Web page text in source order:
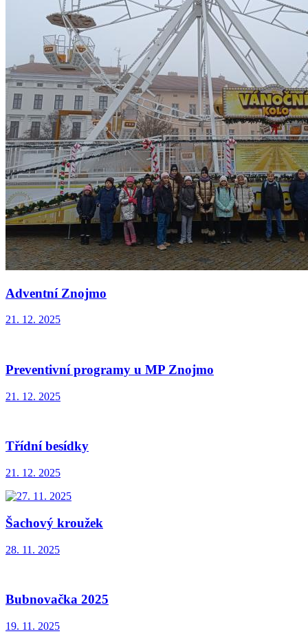
Adventní Znojmo
21. 12. 2025
Preventivní programy u MP Znojmo
21. 12. 2025
Třídní besídky
21. 12. 2025
Šachový kroužek
28. 11. 2025
Bubnovačka 2025
19. 11. 2025